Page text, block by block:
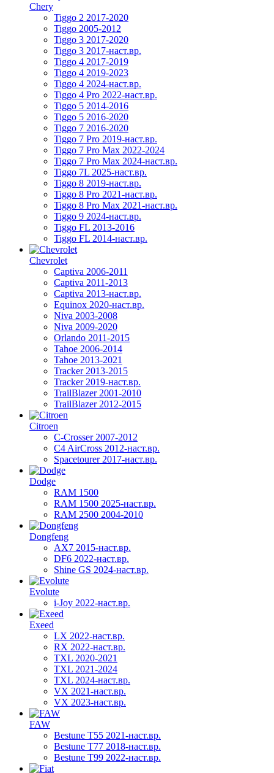
Chery
Tiggo 2 2017-2020
Tiggo 2005-2012
Tiggo 3 2017-2020
Tiggo 3 2017-наст.вр.
Tiggo 4 2017-2019
Tiggo 4 2019-2023
Tiggo 4 2024-наст.вр.
Tiggo 4 Pro 2022-наст.вр.
Tiggo 5 2014-2016
Tiggo 5 2016-2020
Tiggo 7 2016-2020
Tiggo 7 Pro 2019-наст.вр.
Tiggo 7 Pro Max 2022-2024
Tiggo 7 Pro Max 2024-наст.вр.
Tiggo 7L 2025-наст.вр.
Tiggo 8 2019-наст.вр.
Tiggo 8 Pro 2021-наст.вр.
Tiggo 8 Pro Max 2021-наст.вр.
Tiggo 9 2024-наст.вр.
Tiggo FL 2013-2016
Tiggo FL 2014-наст.вр.
Chevrolet
Captiva 2006-2011
Captiva 2011-2013
Captiva 2013-наст.вр.
Equinox 2020-наст.вр.
Niva 2003-2008
Niva 2009-2020
Orlando 2011-2015
Tahoe 2006-2014
Tahoe 2013-2021
Tracker 2013-2015
Tracker 2019-наст.вр.
TrailBlazer 2001-2010
TrailBlazer 2012-2015
Citroen
C-Crosser 2007-2012
C4 AirCross 2012-наст.вр.
Spacetourer 2017-наст.вр.
Dodge
RAM 1500
RAM 1500 2025-наст.вр.
RAM 2500 2004-2010
Dongfeng
AX7 2015-наст.вр.
DF6 2022-наст.вр.
Shine GS 2024-наст.вр.
Evolute
i-Joy 2022-наст.вр.
Exeed
LX 2022-наст.вр.
RX 2022-наст.вр.
TXL 2020-2021
TXL 2021-2024
TXL 2024-наст.вр.
VX 2021-наст.вр.
VX 2023-наст.вр.
FAW
Bestune T55 2021-наст.вр.
Bestune T77 2018-наст.вр.
Bestune T99 2022-наст.вр.